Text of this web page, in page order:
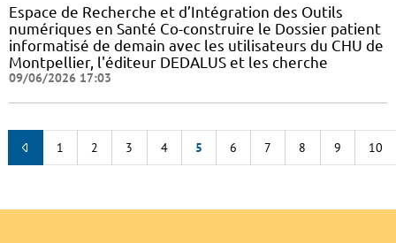
Espace de Recherche et d’Intégration des Outils
numériques en Santé Co-construire le Dossier patient
informatisé de demain avec les utilisateurs du CHU de
Montpellier, l'éditeur DEDALUS et les cherche
09/06/2026 17:03
1 2 3 4 5 6 7 8 9 10